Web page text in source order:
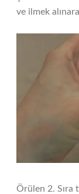
ve ilmek
Örülen 2. Sıra